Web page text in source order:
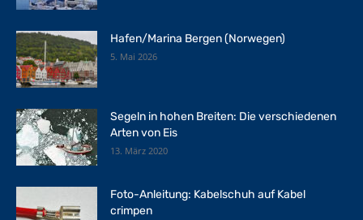
Hafen/Marina Bergen (Norwegen)
5. Mai 2026
Segeln in hohen Breiten: Die verschiedenen
Arten von Eis
13. März 2020
Foto-Anleitung: Kabelschuh auf Kabel
crimpen